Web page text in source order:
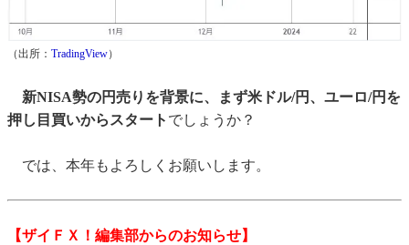
（出所： TradingView）
新NISA勢の円売りを背景に、まず米ドル/円、ユーロ/円を
押し目買いからスタート でしょうか？
では、本年もよろしくお願いします。
【ザイＦＸ！編集部からのお知らせ】